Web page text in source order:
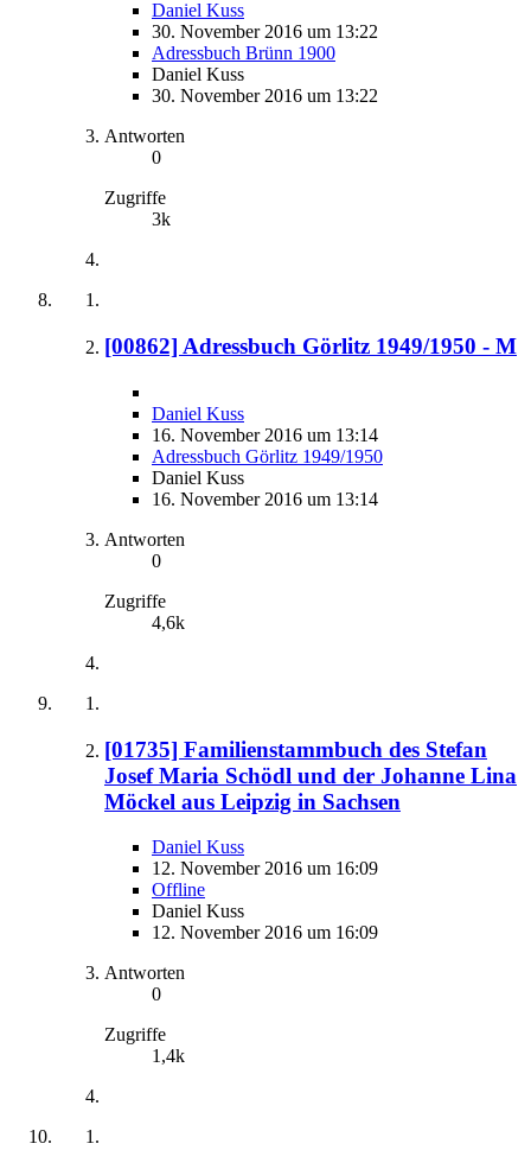
Daniel Kuss
30. November 2016 um 13:22
Adressbuch Brünn 1900
Daniel Kuss
30. November 2016 um 13:22
Antworten
0
Zugriffe
3k
[00862] Adressbuch Görlitz 1949/1950 - M
Daniel Kuss
16. November 2016 um 13:14
Adressbuch Görlitz 1949/1950
Daniel Kuss
16. November 2016 um 13:14
Antworten
0
Zugriffe
4,6k
[01735] Familienstammbuch des Stefan
Josef Maria Schödl und der Johanne Lina
Möckel aus Leipzig in Sachsen
Daniel Kuss
12. November 2016 um 16:09
Offline
Daniel Kuss
12. November 2016 um 16:09
Antworten
0
Zugriffe
1,4k